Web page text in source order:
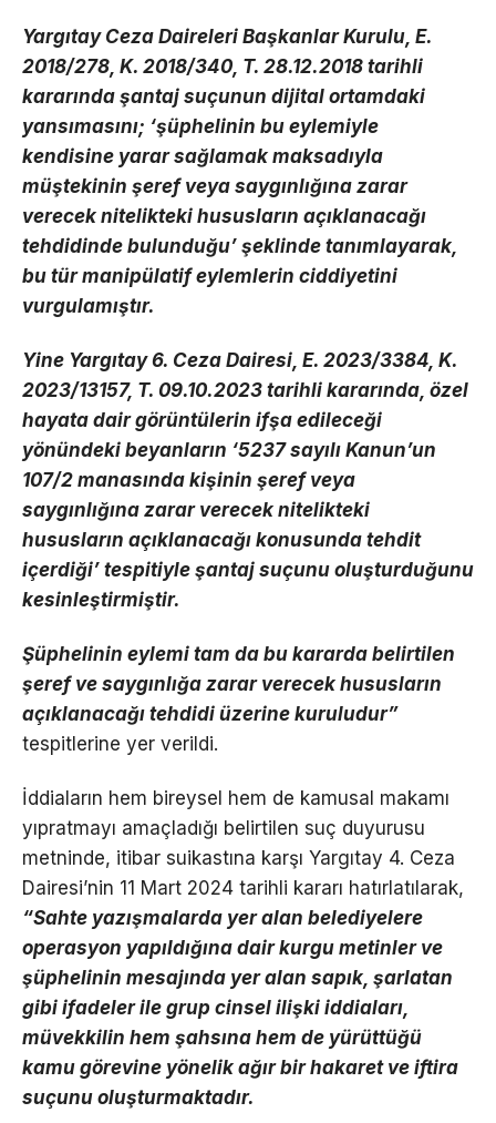
Yargıtay Ceza Daireleri Başkanlar Kurulu, E.
2018/278, K. 2018/340, T. 28.12.2018 tarihli
kararında şantaj suçunun dijital ortamdaki
yansımasını; ‘şüphelinin bu eylemiyle
kendisine yarar sağlamak maksadıyla
müştekinin şeref veya saygınlığına zarar
verecek nitelikteki hususların açıklanacağı
tehdidinde bulunduğu’ şeklinde tanımlayarak,
bu tür manipülatif eylemlerin ciddiyetini
vurgulamıştır.
Yine Yargıtay 6. Ceza Dairesi, E. 2023/3384, K.
2023/13157, T. 09.10.2023 tarihli kararında, özel
hayata dair görüntülerin ifşa edileceği
yönündeki beyanların ‘5237 sayılı Kanun’un
107/2 manasında kişinin şeref veya
saygınlığına zarar verecek nitelikteki
hususların açıklanacağı konusunda tehdit
içerdiği’ tespitiyle şantaj suçunu oluşturduğunu
kesinleştirmiştir.
Şüphelinin eylemi tam da bu kararda belirtilen
şeref ve saygınlığa zarar verecek hususların
açıklanacağı tehdidi üzerine kuruludur”
tespitlerine yer verildi.
İddiaların hem bireysel hem de kamusal makamı
yıpratmayı amaçladığı belirtilen suç duyurusu
metninde, itibar suikastına karşı Yargıtay 4. Ceza
Dairesi’nin 11 Mart 2024 tarihli kararı hatırlatılarak,
“Sahte yazışmalarda yer alan belediyelere
operasyon yapıldığına dair kurgu metinler ve
şüphelinin mesajında yer alan sapık, şarlatan
gibi ifadeler ile grup cinsel ilişki iddiaları,
müvekkilin hem şahsına hem de yürüttüğü
kamu görevine yönelik ağır bir hakaret ve iftira
suçunu oluşturmaktadır.